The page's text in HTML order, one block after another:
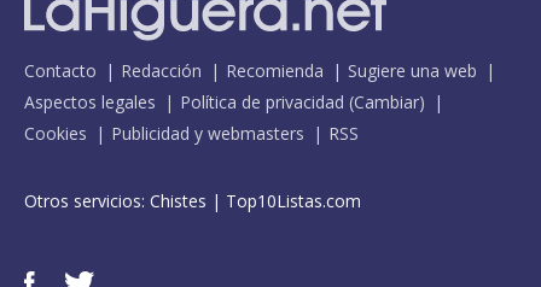
Contacto Redacción Recomienda
Sugiere una web
Aspectos legales
Política de privacidad (Cambiar)
Cookies
Publicidad y webmasters RSS
Otros servicios: Chistes | Top10Listas.com